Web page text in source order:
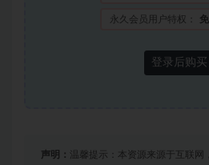
永久会员用户特权：
登录后购买
声明： 温馨提示：本资源来源于互联网